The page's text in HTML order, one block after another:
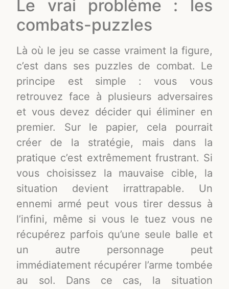
Le vrai problème : les
combats-puzzles
Là où le jeu se casse vraiment la figure,
c’est dans ses puzzles de combat. Le
principe est simple : vous vous
retrouvez face à plusieurs adversaires
et vous devez décider qui éliminer en
premier. Sur le papier, cela pourrait
créer de la stratégie, mais dans la
pratique c’est extrêmement frustrant. Si
vous choisissez la mauvaise cible, la
situation devient irrattrapable. Un
ennemi armé peut vous tirer dessus à
l’infini, même si vous le tuez vous ne
récupérez parfois qu’une seule balle et
un autre personnage peut
immédiatement récupérer l’arme tombée
au sol. Dans ce cas, la situation